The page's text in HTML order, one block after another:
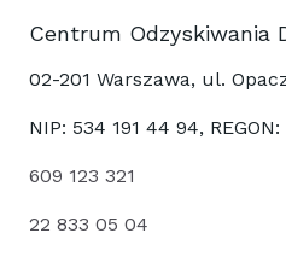
Centrum Odzyskiwania
02-201 Warszawa, ul.
NIP: 534 191 44 94, REGON:
609 123 321
22 833 05 04